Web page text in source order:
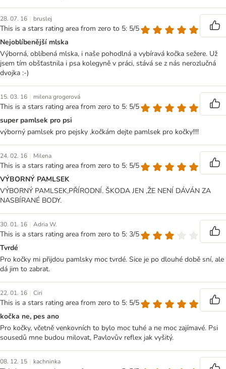
28. 07. 16 | bruslej
This is a stars rating area from zero to 5: 5/5
Nejoblíbenější mlska
Výborná, oblíbená mlska, i naše pohodlná a vybíravá kočka sežere. Už
jsem tím obšťastnila i psa kolegyně v práci, stává se z nás nerozlučná
dvojka :-)
15. 03. 16 | milena grogerová
This is a stars rating area from zero to 5: 5/5
super pamlsek pro psi
výborný pamlsek pro pejsky ,kočkám dejte pamlsek pro kočky!!!!
24. 02. 16 | Milena
This is a stars rating area from zero to 5: 5/5
VÝBORNÝ PAMLSEK
VÝBORNÝ PAMLSEK,PŘÍRODNÍ. ŠKODA JEN ,ŽE NENÍ DÁVÁN ZA
NASBÍRANÉ BODY.
30. 01. 16 | Adria W.
This is a stars rating area from zero to 5: 3/5
Tvrdé
Pro kočky mi přijdou pamlsky moc tvrdé. Sice je po dlouhé době sní, ale
dá jim to zabrat.
22. 01. 16 | Ciri
This is a stars rating area from zero to 5: 5/5
kočka ne, pes ano
Pro kočky, včetně venkovních to bylo moc tuhé a ne moc zajímavé. Psi
sousedů mne budou milovat, Pavlovův reflex jak vyšitý.
08. 12. 15 | kachninka